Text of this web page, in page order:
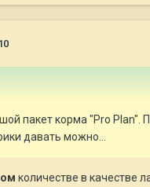
пакет корма "Pro
давать можно...
количестве в качестве